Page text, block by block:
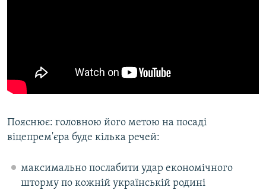
Пояснює: головною його метою на посаді
віцепрем'єра буде кілька речей:
максимально послабити удар економічного
шторму по кожній українській родині